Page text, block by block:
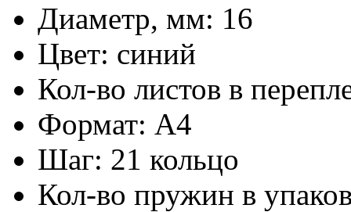
Диаметр, мм: 16
Цвет: синий
Кол-во листов в
Формат: А4
Шаг: 21 кольцо
Кол-во пружин в